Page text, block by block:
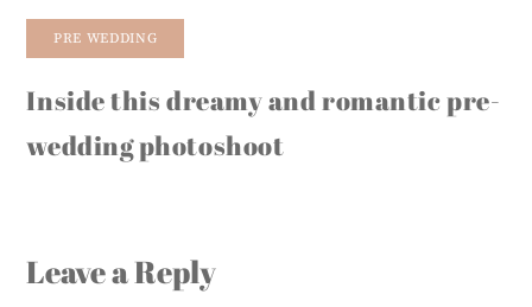
PRE WEDDING
Inside this dreamy and romantic pre-
wedding photoshoot
Leave a Reply